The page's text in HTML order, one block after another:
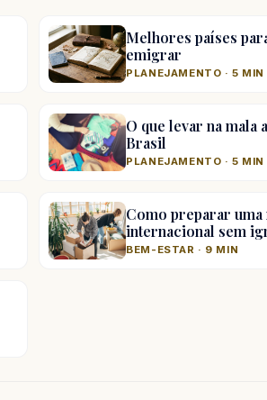
Melhores países
emigrar
PLANEJAMENTO · 5 MIN
O que levar na mala
Brasil
PLANEJAMENTO · 5 MIN
Como preparar uma
internacional sem
BEM-ESTAR · 9 MIN